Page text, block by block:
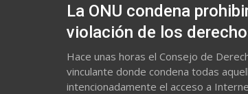
La ONU condena
violación de los
Hace unas horas el Consejo de
vinculante donde condena todas
intencionadamente el acceso a